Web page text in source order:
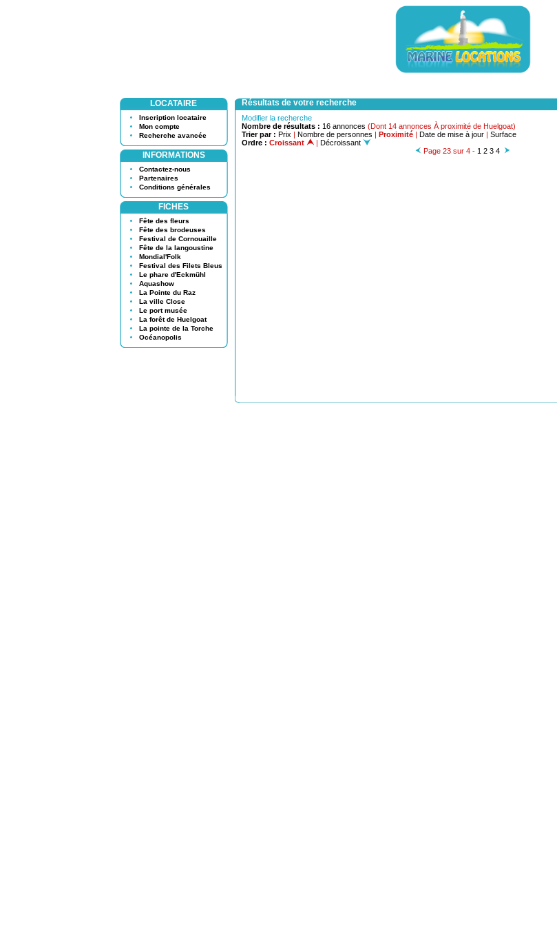
LOCATAIRE
Inscription locataire
Mon compte
Recherche avancée
INFORMATIONS
Contactez-nous
Partenaires
Conditions générales
FICHES
Fête des fleurs
Fête des brodeuses
Festival de Cornouaille
Fête de la langoustine
Mondial'Folk
Festival des Filets Bleus
Le phare d'Eckmühl
Aquashow
La Pointe du Raz
La ville Close
Le port musée
La forêt de Huelgoat
La pointe de la Torche
Océanopolis
Résultats de votre recherche
Modifier la recherche
Nombre de résultats : 16 annonces (Dont 14 annonces À proximité de Huelgoat)
Trier par : Prix | Nombre de personnes | Proximité | Date de mise à jour | Surface
Ordre : Croissant | Décroissant
Page 23 sur 4 - 1 2 3 4